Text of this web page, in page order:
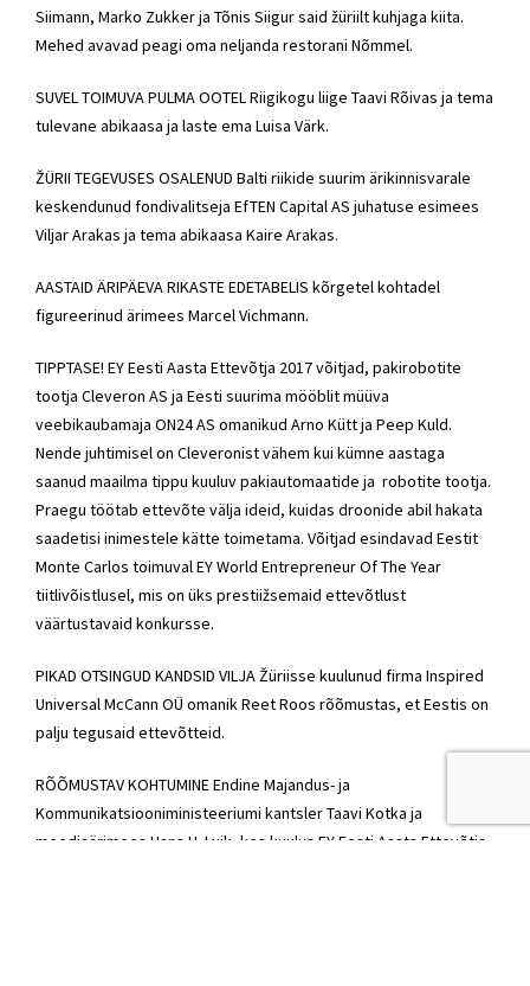
Siimann, Marko Zukker ja Tõnis Siigur said žüriilt kuhjaga kiita.
Mehed avavad peagi oma neljanda restorani Nõmmel.
SUVEL TOIMUVA PULMA OOTEL Riigikogu liige Taavi Rõivas ja tema
tulevane abikaasa ja laste ema Luisa Värk.
ŽÜRII TEGEVUSES OSALENUD Balti riikide suurim ärikinnisvarale
keskendunud fondivalitseja EfTEN Capital AS juhatuse esimees
Viljar Arakas ja tema abikaasa Kaire Arakas.
AASTAID ÄRIPÄEVA RIKASTE EDETABELIS kõrgetel kohtadel
figureerinud ärimees Marcel Vichmann.
TIPPTASE! EY Eesti Aasta Ettevõtja 2017 võitjad, pakirobotite
tootja Cleveron AS ja Eesti suurima mööblit müüva
veebikaubamaja ON24 AS omanikud Arno Kütt ja Peep Kuld.
Nende juhtimisel on Cleveronist vähem kui kümne aastaga
saanud maailma tippu kuuluv pakiautomaatide ja robotite tootja.
Praegu töötab ettevõte välja ideid, kuidas droonide abil hakata
saadetisi inimestele kätte toimetama. Võitjad esindavad Eestit
Monte Carlos toimuval EY World Entrepreneur Of The Year
tiitlivõistlusel, mis on üks prestiižsemaid ettevõtlust
väärtustavaid konkursse.
PIKAD OTSINGUD KANDSID VILJA Žüriisse kuulunud firma Inspired
Universal McCann OÜ omanik Reet Roos rõõmustas, et Eestis on
palju tegusaid ettevõtteid.
RÕÕMUSTAV KOHTUMINE Endine Majandus- ja
Kommunikatsiooniministeeriumi kantsler Taavi Kotka ja
meediaärimees Hans H. Luik, kes kuulus EY Eesti Aasta Ettevõtja